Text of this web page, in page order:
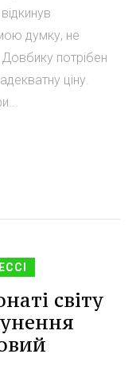
думку, не
потрібен
ціну.
світу